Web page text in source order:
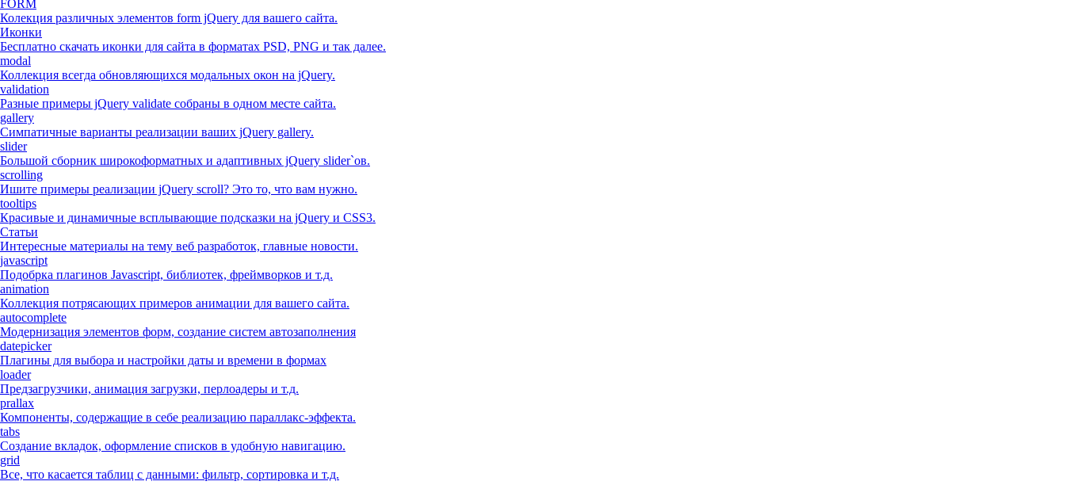
FORM
Колекция различных элементов form jQuery для вашего сайта.
Иконки
Бесплатно скачать иконки для сайта в форматах PSD, PNG и так далее.
modal
Коллекция всегда обновляющихся модальных окон на jQuery.
validation
Разные примеры jQuery validate собраны в одном месте сайта.
gallery
Симпатичные варианты реализации ваших jQuery gallery.
slider
Большой сборник широкоформатных и адаптивных jQuery slider`ов.
scrolling
Ишите примеры реализации jQuery scroll? Это то, что вам нужно.
tooltips
Красивые и динамичные всплывающие подсказки на jQuery и CSS3.
Статьи
Интересные материалы на тему веб разработок, главные новости.
javascript
Подобрка плагинов Javascript, библиотек, фреймворков и т.д.
animation
Коллекция потрясающих примеров анимации для вашего сайта.
autocomplete
Модернизация элементов форм, создание систем автозаполнения
datepicker
Плагины для выбора и настройки даты и времени в формах
loader
Предзагрузчики, анимация загрузки, перлоадеры и т.д.
prallax
Компоненты, содержащие в себе реализацию параллакс-эффекта.
tabs
Создание вкладок, оформление списков в удобную навигацию.
grid
Все, что касается таблиц с данными: фильтр, сортировка и т.д.